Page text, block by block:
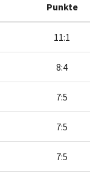
Punkte
11:1
8:4
7:5
7:5
7:5